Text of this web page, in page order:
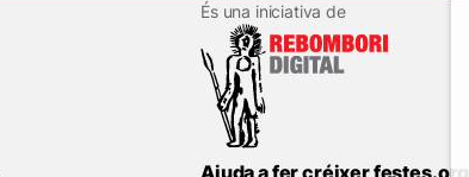
És una iniciativa de
Ajuda a fer créixer festes.org